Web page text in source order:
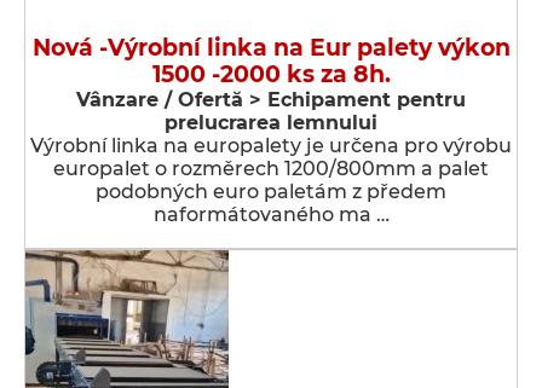
Nová -Výrobní linka na Eur palety výkon
1500 -2000 ks za 8h.
Vânzare / Ofertă > Echipament pentru
prelucrarea lemnului
Výrobní linka na europalety je určena pro výrobu
europalet o rozměrech 1200/800mm a palet
podobných euro paletám z předem
naformátovaného ma …